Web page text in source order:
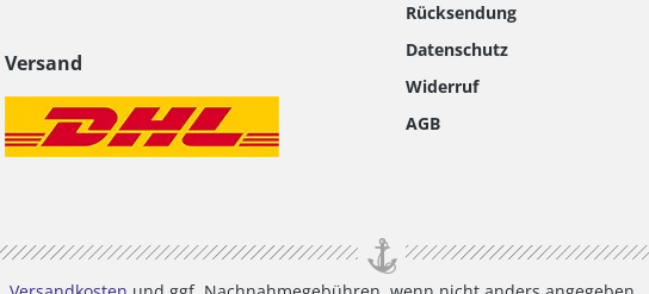
Versand
Rücksendung
Datenschutz
Widerruf
AGB